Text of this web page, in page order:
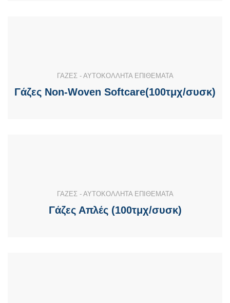
ΓΑΖΕΣ - ΑΥΤΟΚΟΛΛΗΤΑ ΕΠΙΘΕΜΑΤΑ
Γάζες Non-Woven Softcare(100τμχ/συσκ)
ΓΑΖΕΣ - ΑΥΤΟΚΟΛΛΗΤΑ ΕΠΙΘΕΜΑΤΑ
Γάζες Απλές (100τμχ/συσκ)